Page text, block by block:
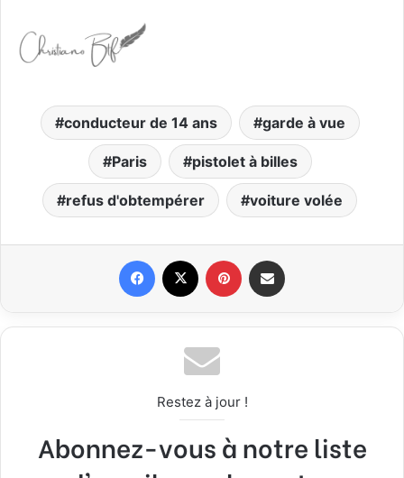
conducteur de 14 ans garde à vue
Paris pistolet à billes
refus d'obtempérer voiture volée
Restez à jour !
Abonnez-vous à notre liste